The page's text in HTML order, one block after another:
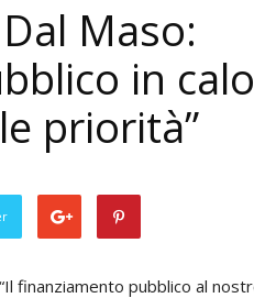
Maso:
in
priorità”
“Il finanziamento pubblico al